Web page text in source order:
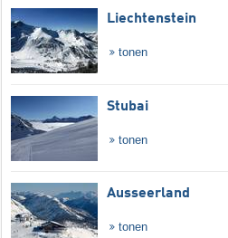
Liechtenstein
tonen
Stubai
tonen
Ausseerland
tonen